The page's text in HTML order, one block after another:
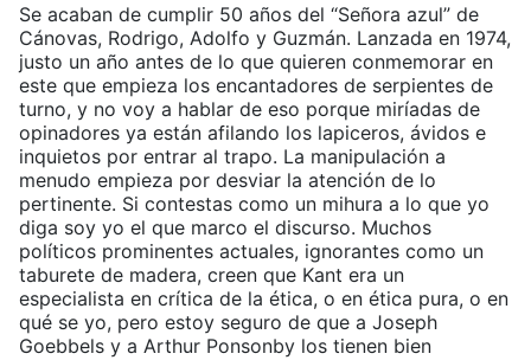
Se acaban de cumplir 50 años del “Señora azul” de
Cánovas, Rodrigo, Adolfo y Guzmán. Lanzada en 1974,
justo un año antes de lo que quieren conmemorar en
este que empieza los encantadores de serpientes de
turno, y no voy a hablar de eso porque miríadas de
opinadores ya están afilando los lapiceros, ávidos e
inquietos por entrar al trapo. La manipulación a
menudo empieza por desviar la atención de lo
pertinente. Si contestas como un mihura a lo que yo
diga soy yo el que marco el discurso. Muchos
políticos prominentes actuales, ignorantes como un
taburete de madera, creen que Kant era un
especialista en crítica de la ética, o en ética pura, o en
qué se yo, pero estoy seguro de que a Joseph
Goebbels y a Arthur Ponsonby los tienen bien